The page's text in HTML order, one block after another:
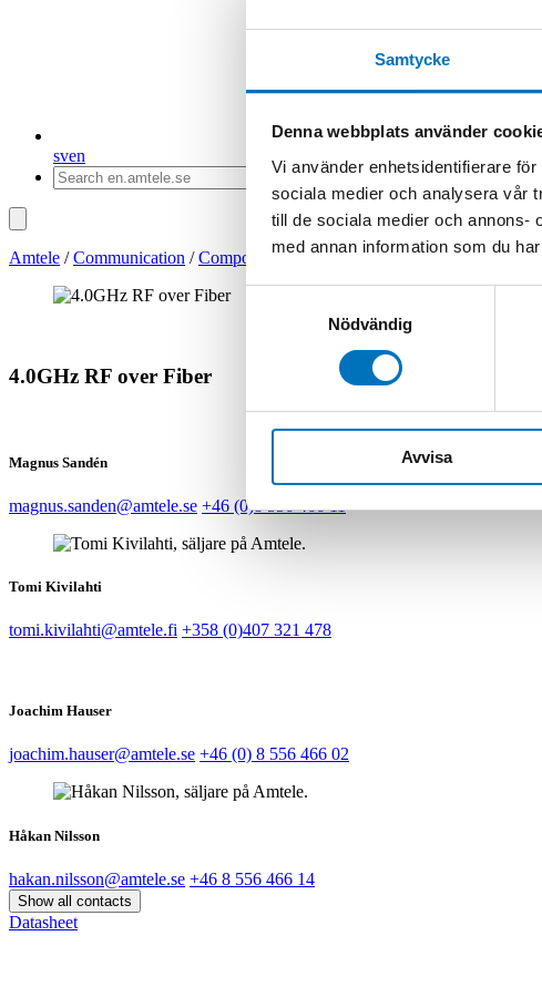
Samtycke
Denna webbplats använder
Vi använder enhetsidentifierare
sociala medier och analysera vår
till de sociala medier och annons-
med annan information som du
Nödvändig
Avvisa
sven
Amtele /Communication /Components/RF Over Fiber/RF over Fiber
4.0GHz RF over Fiber
Magnus Sandén
magnus.sanden@amtele.se +46 (0)8 556 466 11
Tomi Kivilahti
tomi.kivilahti@amtele.fi +358 (0)407 321 478
Joachim Hauser
joachim.hauser@amtele.se +46 (0) 8 556 466 02
Håkan Nilsson
hakan.nilsson@amtele.se +46 8 556 466 14
Show all contacts
Datasheet